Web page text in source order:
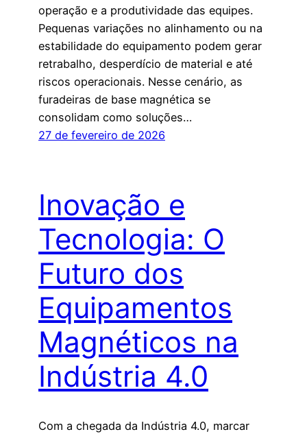
operação e a produtividade das equipes.
Pequenas variações no alinhamento ou na
estabilidade do equipamento podem gerar
retrabalho, desperdício de material e até
riscos operacionais. Nesse cenário, as
furadeiras de base magnética se
consolidam como soluções…
27 de fevereiro de 2026
Inovação e
Tecnologia: O
Futuro dos
Equipamentos
Magnéticos na
Indústria 4.0
Com a chegada da Indústria 4.0, marcar